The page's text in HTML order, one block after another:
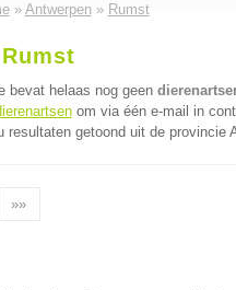
» Antwerpen» Rumst
bevat helaas nog geen
om via één e-mail in
resultaten getoond uit de provincie
»»